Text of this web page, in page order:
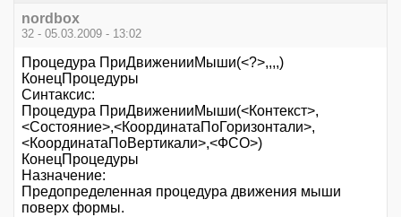
nordbox
32 - 05.03.2009 - 13:02
Процедура ПриДвиженииМыши(<?>,,,,)
КонецПроцедуры
Синтаксис:
Процедура ПриДвиженииМыши(<Контекст>,
<Состояние>,<КоординатаПоГоризонтали>,
<КоординатаПоВертикали>,<ФСО>)
КонецПроцедуры
Назначение:
Предопределенная процедура движения мыши
поверх формы.